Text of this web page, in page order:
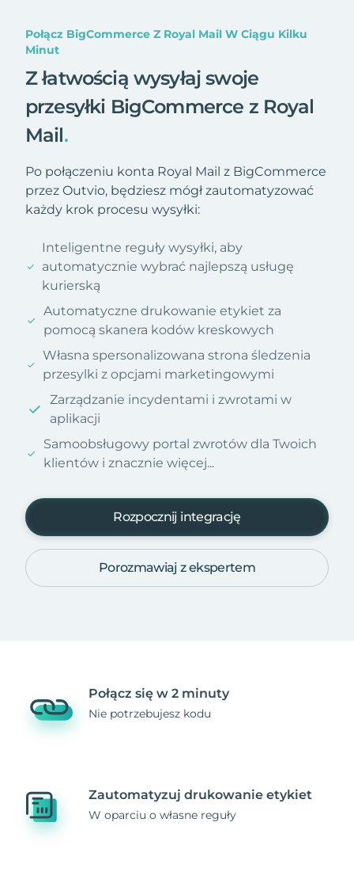
Połącz BigCommerce Z Royal Mail W Ciągu Kilku
Minut
Z łatwością wysyłaj swoje
przesyłki BigCommerce z Royal
Mail.
Po połączeniu konta Royal Mail z BigCommerce
przez Outvio, będziesz mógł zautomatyzować
każdy krok procesu wysyłki:
Inteligentne reguły wysyłki, aby
automatycznie wybrać najlepszą usługę
kurierską
Automatyczne drukowanie etykiet za
pomocą skanera kodów kreskowych
Własna spersonalizowana strona śledzenia
przesylki z opcjami marketingowymi
Zarządzanie incydentami i zwrotami w
aplikacji
Samoobsługowy portal zwrotów dla Twoich
klientów i znacznie więcej...
Rozpocznij integrację
Porozmawiaj z ekspertem
Połącz się w 2 minuty
Nie potrzebujesz kodu
Zautomatyzuj drukowanie etykiet
W oparciu o własne reguły